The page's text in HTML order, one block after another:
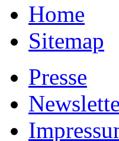
Home
Sitemap
Presse